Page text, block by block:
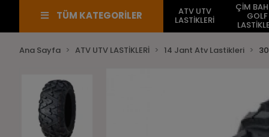
TÜM KATEGORİLER ATV UTV
LASTİKLERİ
ÇİM
GOLF
Ana Sayfa ATV UTV LASTİKLERİ 14 Jant Atv Lastikleri